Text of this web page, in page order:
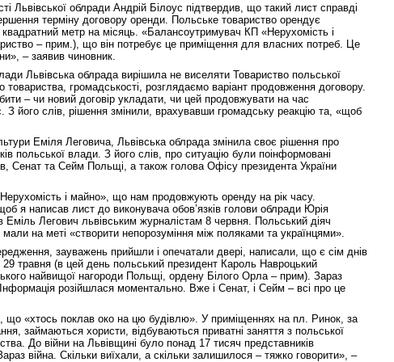
Львівської облради Андрій Білоус підтвердив, що такий лист справді
терміну договору оренди. Польське товариство орендує
метр на місяць. «Балансоутримувач КП «Нерухомість і
– прим.), що він потребує це приміщення для власних потреб. Це
– заявив чиновник.
Львівська облрада вирішила не виселяти Товариство польської
громадськості, розглядаємо варіант продовження договору.
– чи новий договір укладати, чи цей продовжувати на час
З його слів, рішення змінили, врахувавши громадську реакцію та, «щоб
Еміля Леговича, Львівська облрада змінила своє рішення про
польської влади. З його слів, про ситуацію були поінформовані
Сенат та Сейм Польщі, а також голова Офісу президента України
і майно», що нам продовжують оренду на рік часу.
я написав лист до виконувача обов’язків голови облради Юрія
Легович львівським журналістам 8 червня. Польський діяч
на меті «створити непорозуміння між поляками та українцями».
зауважень прийшли і опечатали двері, написали, що є сім днів
травня (в цей день польський президент Кароль Навроцький
найвищої нагороди Польщі, ордену Білого Орла – прим). Зараз
розійшлася моментально. Вже і Сенат, і Сейм – всі про це
що «хтось поклав око на цю будівлю». У приміщеннях на пл. Ринок, за
займаються хористи, відбуваються приватні заняття з польської
До війни на Львівщині було понад 17 тисяч представників
війна. Скільки виїхали, а скільки залишилося – тяжко говорити», –